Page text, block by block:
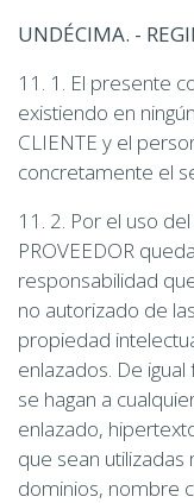
UNDÉCIMA. -
11. 1. El presente
existiendo en
CLIENTE y el
concretamente el
11. 2. Por el uso
PROVEEDOR
responsabilidad
no autorizado de
propiedad
enlazados. De
se hagan a
enlazado,
que sean utilizadas
dominios, nombre